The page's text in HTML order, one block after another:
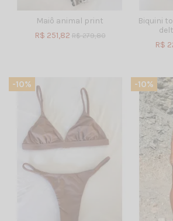
Maiô animal print
R$ 251,82 R$ 279,80
Biquini
R$
-10% -10%